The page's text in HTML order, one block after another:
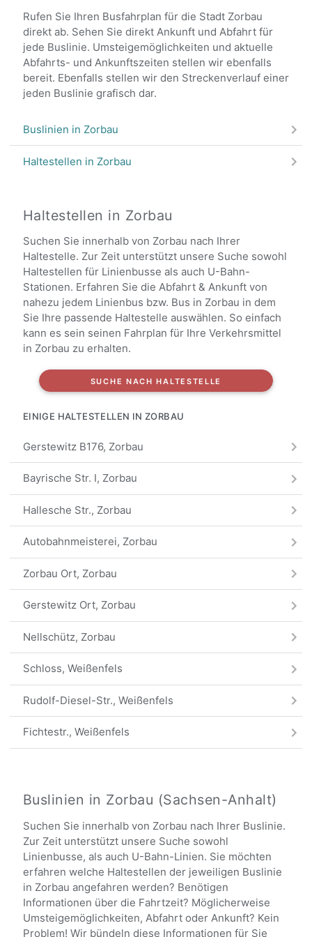
Rufen Sie Ihren Busfahrplan für die Stadt Zorbau
direkt ab. Sehen Sie direkt Ankunft und Abfahrt für
jede Buslinie. Umsteigemöglichkeiten und aktuelle
Abfahrts- und Ankunftszeiten stellen wir ebenfalls
bereit. Ebenfalls stellen wir den Streckenverlauf einer
jeden Buslinie grafisch dar.
Buslinien in Zorbau
Haltestellen in Zorbau
Haltestellen in Zorbau
Suchen Sie innerhalb von Zorbau nach Ihrer
Haltestelle. Zur Zeit unterstützt unsere Suche sowohl
Haltestellen für Linienbusse als auch U-Bahn-
Stationen. Erfahren Sie die Abfahrt & Ankunft von
nahezu jedem Linienbus bzw. Bus in Zorbau in dem
Sie Ihre passende Haltestelle auswählen. So einfach
kann es sein seinen Fahrplan für Ihre Verkehrsmittel
in Zorbau zu erhalten.
SUCHE NACH HALTESTELLE
EINIGE HALTESTELLEN IN ZORBAU
Gerstewitz B176, Zorbau
Bayrische Str. I, Zorbau
Hallesche Str., Zorbau
Autobahnmeisterei, Zorbau
Zorbau Ort, Zorbau
Gerstewitz Ort, Zorbau
Nellschütz, Zorbau
Schloss, Weißenfels
Rudolf-Diesel-Str., Weißenfels
Fichtestr., Weißenfels
Am Klemmberg, Weißenfels
Alle Haltestellen
Buslinien in Zorbau (Sachsen-Anhalt)
Suchen Sie innerhalb von Zorbau nach Ihrer Buslinie.
Zur Zeit unterstützt unsere Suche sowohl
Linienbusse, als auch U-Bahn-Linien. Sie möchten
erfahren welche Haltestellen der jeweiligen Buslinie
in Zorbau angefahren werden? Benötigen
Informationen über die Fahrtzeit? Möglicherweise
Umsteigemöglichkeiten, Abfahrt oder Ankunft? Kein
Problem! Wir bündeln diese Informationen für Sie